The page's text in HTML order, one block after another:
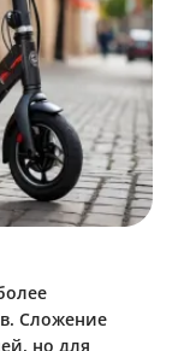
Сложение
но для